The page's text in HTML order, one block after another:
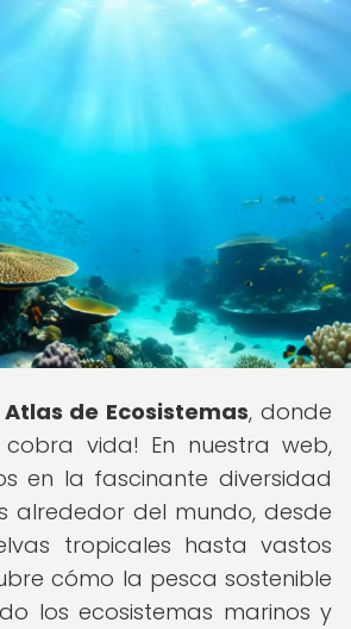
Atlas de Ecosistemas, donde
vida! En nuestra web,
en la fascinante diversidad
alrededor del mundo, desde
tropicales hasta vastos
cómo la pesca sostenible
los ecosistemas marinos y